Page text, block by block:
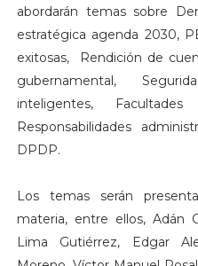
abordarán temas sobre
estratégica agenda 2030,
exitosas, Rendición de
gubernamental,
inteligentes,
Responsabilidades
DPDP.
Los temas serán
materia, entre ellos, Adán
Lima Gutiérrez, Edgar